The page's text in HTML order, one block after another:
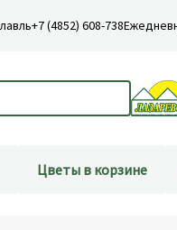
+7 (4852) 608-738
Цветы в корзине